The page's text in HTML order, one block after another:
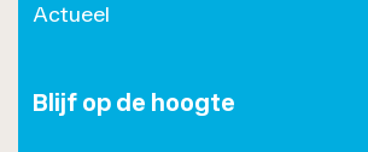
Actueel
Blijf op de hoogte